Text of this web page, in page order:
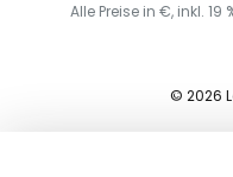
Alle Preise in €, inkl.
© 2026